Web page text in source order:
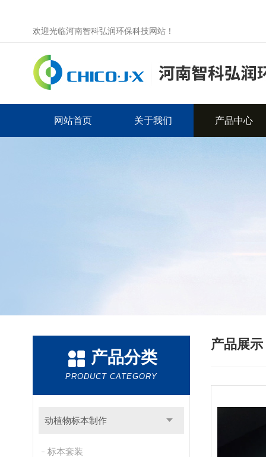
欢迎光临河南智科弘润环保科技网站！
网站首页 关于我们 产品中心
产品分类
PRODUCT CATEGORY
动植物标本制作
标本套装
产品展示